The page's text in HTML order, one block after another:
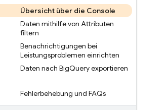
Übersicht über die Console
Daten mithilfe von Attributen
filtern
Benachrichtigungen bei
Leistungsproblemen einrichten
Daten nach BigQuery exportieren
Fehlerbehebung und FAQs